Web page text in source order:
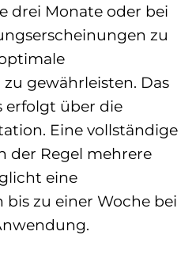
drei Monate oder bei
zu
gewährleisten. Das
erfolgt über die
Eine vollständige
der Regel mehrere
eine
zu einer Woche bei